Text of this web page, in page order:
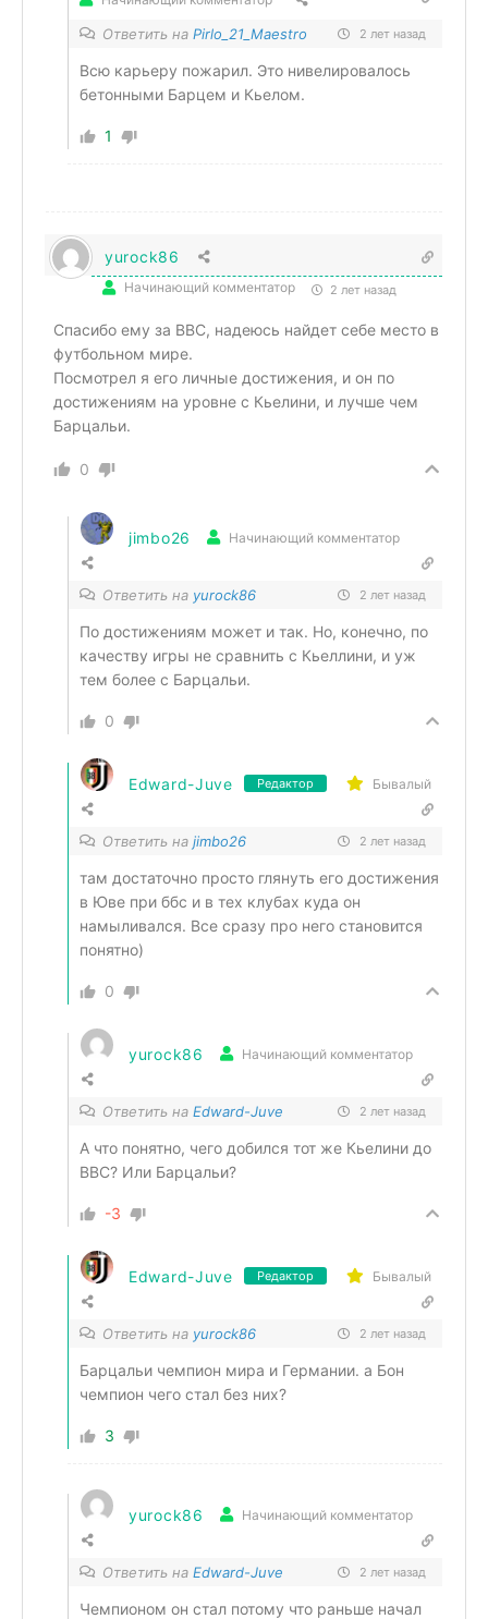
Ответить на Pirlo_21_Maestro 2 лет назад
Всю карьеру пожарил. Это нивелировалось
бетонными Барцем и Кьелом.
1
yurock86
Начинающий комментатор 2 лет назад
Спасибо ему за BBC, надеюсь найдет себе место в
футбольном мире.
Посмотрел я его личные достижения, и он по
достижениям на уровне с Кьелини, и лучше чем
Барцальи.
0
jimbo26 Начинающий комментатор
Ответить на yurock86 2 лет назад
По достижениям может и так. Но, конечно, по
качеству игры не сравнить с Кьеллини, и уж
тем более с Барцальи.
0
Edward-Juve Редактор Бывалый
Ответить на jimbo26 2 лет назад
там достаточно просто глянуть его достижения
в Юве при ббс и в тех клубах куда он
намыливался. Все сразу про него становится
понятно)
0
yurock86 Начинающий комментатор
Ответить на Edward-Juve 2 лет назад
А что понятно, чего добился тот же Кьелини до
BBC? Или Барцальи?
-3
Edward-Juve Редактор Бывалый
Ответить на yurock86 2 лет назад
Барцальи чемпион мира и Германии. а Бон
чемпион чего стал без них?
3
yurock86 Начинающий комментатор
Ответить на Edward-Juve 2 лет назад
Чемпионом он стал потому что раньше начал